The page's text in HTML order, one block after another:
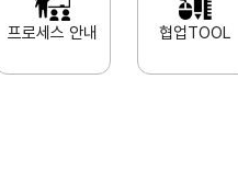
프로세스 안내 협업TOOL